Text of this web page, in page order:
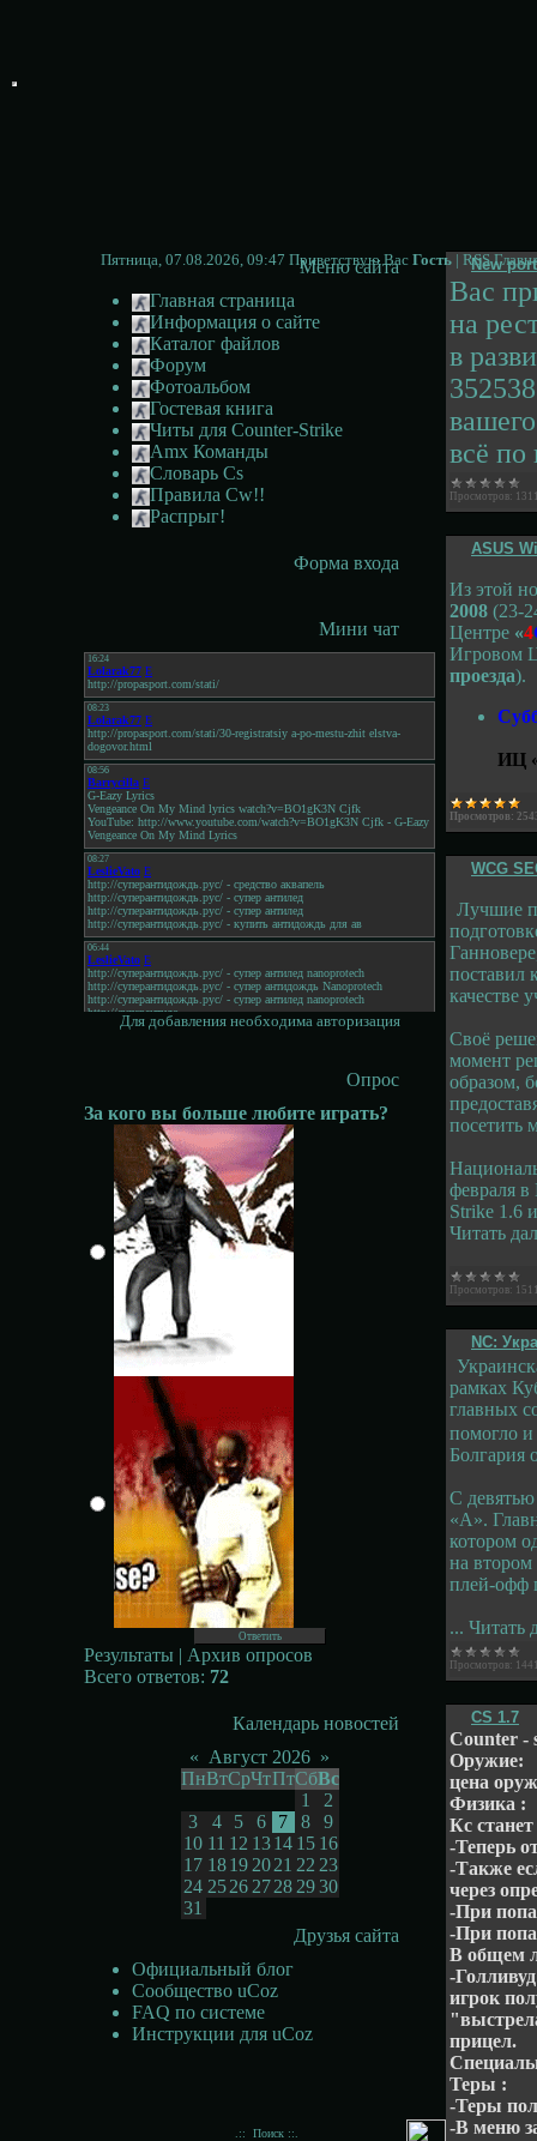
Пятница, 07.08.2026, 09:47 Приветствую Вас Гость | RSS
Меню сайта
Главная страница
Информация о сайте
Каталог файлов
Форум
Фотоальбом
Гостевая книга
Читы для Counter-Strike
Amx Команды
Словарь Cs
Правила Cw!!
Распрыг!
Форма входа
Мини чат
Для добавления необходима авторизация
Опрос
За кого вы больше любите играть?
Результаты | Архив опросов
Всего ответов: 72
Календарь новостей
« Август 2026 »
ПнВтСрЧтПтСбВс
1
2
3
4 5 6 7 8
9
10 11 12 13 14 15 16
17 18 19 20 21 22 23
24 25 26 27 28 2930
31
Друзья сайта
Официальный блог
Сообщество uCoz
FAQ по системе
Инструкции для uCoz
.:: Поиск ::.
New
Вас
на
в
всё по
Просмотров:
ASUS
Из этой
2008 (23-
Центре «4
Игровом
проезда).
ИЦ
Просмотров:
WCG
Лучшие
поставил
качестве
Своё
момент
образом,
посетить
февраля в
Strike 1.6
Читать
Просмотров:
NC:
рамках
главных
помогло и
Болгария
C
«A».
котором
на
плей-офф
... Читать
Просмотров:
CS 1.7
Counter -
Оружие:
цена
Физика :
Кс
-Теперь
-Также
через
-При
-При
В общем
-
игрок
прицел.
Теры :
-Теры
-В меню